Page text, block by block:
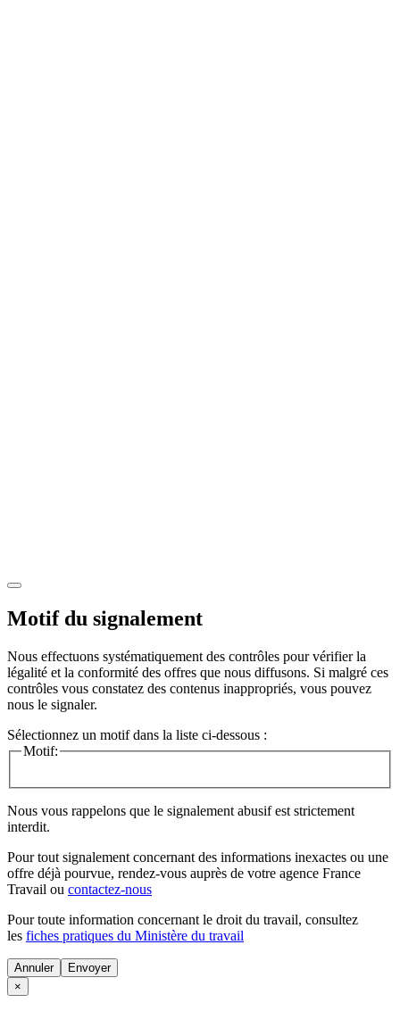
Motif du signalement
Nous effectuons systématiquement des contrôles pour vérifier la
légalité et la conformité des offres que nous diffusons. Si malgré ces
contrôles vous constatez des contenus inappropriés, vous pouvez
nous le signaler.
Sélectionnez un motif dans la liste ci-dessous :
Motif:
Nous vous rappelons que le signalement abusif est strictement
interdit.
Pour tout signalement concernant des informations inexactes ou une
offre déjà pourvue, rendez-vous auprès de votre agence France
Travail ou contactez-nous
Pour toute information concernant le droit du travail, consultez
les fiches pratiques du Ministère du travail
Annuler
×